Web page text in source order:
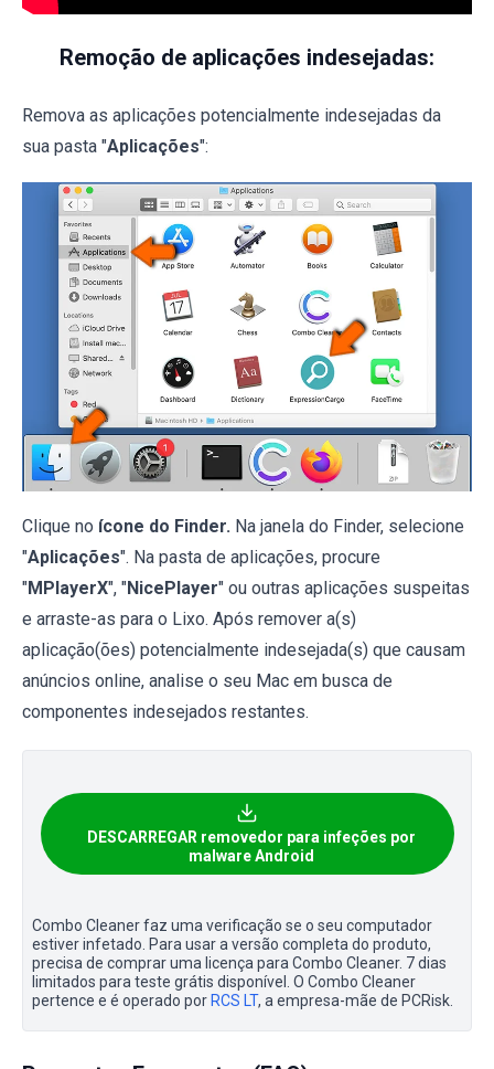
Remoção de aplicações indesejadas:
Remova as aplicações potencialmente indesejadas da
sua pasta "Aplicações":
Clique no ícone do Finder. Na janela do Finder, selecione
"Aplicações". Na pasta de aplicações, procure
"MPlayerX", "NicePlayer" ou outras aplicações suspeitas
e arraste-as para o Lixo. Após remover a(s)
aplicação(ões) potencialmente indesejada(s) que causam
anúncios online, analise o seu Mac em busca de
componentes indesejados restantes.
DESCARREGAR removedor para infeções por
malware Android
Combo Cleaner faz uma verificação se o seu computador
estiver infetado. Para usar a versão completa do produto,
precisa de comprar uma licença para Combo Cleaner. 7 dias
limitados para teste grátis disponível. O Combo Cleaner
pertence e é operado porRCS LT, a empresa-mãe de PCRisk.